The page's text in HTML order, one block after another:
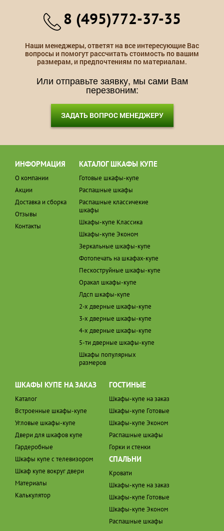
8 (495)772-37-35
Наши менеджеры, ответят на все интересующие Вас
вопросы и помогут рассчитать стоимость по вашим
размерам, и предпочтениям по материалам.
Или отправьте заявку, мы сами Вам
перезвоним:
ЗАДАТЬ ВОПРОС МЕНЕДЖЕРУ
ИНФОРМАЦИЯ
О компании
Акции
Доставка и сборка
Отзывы
Контакты
КАТАЛОГ ШКАФЫ КУПЕ
Готовые шкафы-купе
Распашные шкафы
Распашные классичекие
шкафы
Шкафы-купе Классика
Шкафы-купе Эконом
Зеркальные шкафы-купе
Фотопечать на шкафах-купе
Пескоструйные шкафы-купе
Оракал шкафы-купе
Лдсп шкафы-купе
2-х дверные шкафы-купе
3-х дверные шкафы-купе
4-х дверные шкафы-купе
5-ти дверные шкафы-купе
Шкафы популярных
размеров
ШКАФЫ КУПЕ НА ЗАКАЗ
Каталог
Встроенные шкафы-купе
Угловые шкафы-купе
Двери для шкафов купе
Гардеробные
Шкафы купе с телевизором
Шкаф купе вокруг двери
Материалы
Калькулятор
ГОСТИНЫЕ
Шкафы-купе на заказ
Шкафы-купе Готовые
Шкафы-купе Эконом
Распашные шкафы
Горки и стенки
СПАЛЬНИ
Кровати
Шкафы-купе на заказ
Шкафы-купе Готовые
Шкафы-купе Эконом
Распашные шкафы